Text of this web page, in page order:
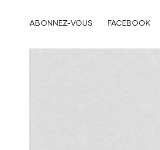
ABONNEZ-VOUS FACEBOOK